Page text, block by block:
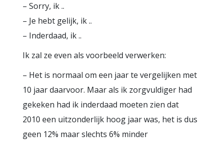
– Sorry, ik ..
– Je hebt gelijk, ik ..
– Inderdaad, ik ..
Ik zal ze even als voorbeeld verwerken:
– Het is normaal om een jaar te vergelijken met
10 jaar daarvoor. Maar als ik zorgvuldiger had
gekeken had ik inderdaad moeten zien dat
2010 een uitzonderlijk hoog jaar was, het is dus
geen 12% maar slechts 6% minder